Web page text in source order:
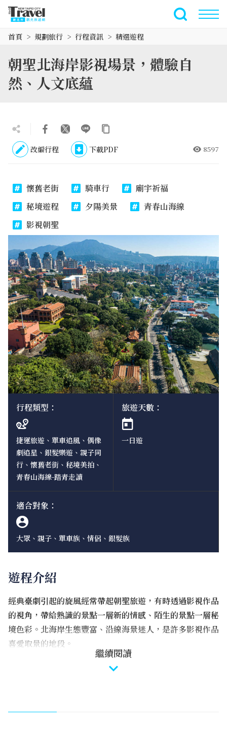
全文檢索
首頁 規劃旅行 行程資訊 精選遊程
朝聖北海岸影視場景，體驗自
然、人文底蘊
改編行程 下載PDF 8597
懷舊老街 騎車行
廟宇祈福
秘境遊程
夕陽美景
青春山海線
影視朝聖
行程類型：
捷運旅遊、單車追風、偶像
劇追星、銀髮樂遊、親子同
行、懷舊老街、秘境美拍、
青春山海線-踏青走讀
旅遊天數：
一日遊
適合對象：
大眾、親子、單車族、情侶、銀髮族
遊程介紹
經典臺劇引起的旋風經常帶起朝聖旅遊，有時透過影視作品
的視角，帶給熟識的景點一層新的情感、陌生的景點一層秘
境色彩。北海岸生態豐富、沿線海景迷人，是許多影視作品
喜愛取景的地段。
早晨抵達麟山鼻木棧道來場單車遊，彷彿在《不能說的．秘
《大尾鱸鰻2》廟會表演的熱鬧景況，午後參與紅毛城的專
繼續閱讀